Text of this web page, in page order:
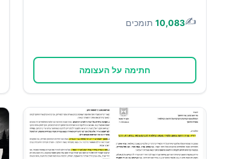
✍️
10,083 תומכים
חתימה על העצומה